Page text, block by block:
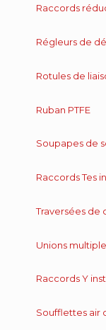
Raccords
Régleurs de
Rotules de
Ruban PTFE
Soupapes de
Raccords Tes
Traversées de
Unions
Raccords Y
Soufflettes air